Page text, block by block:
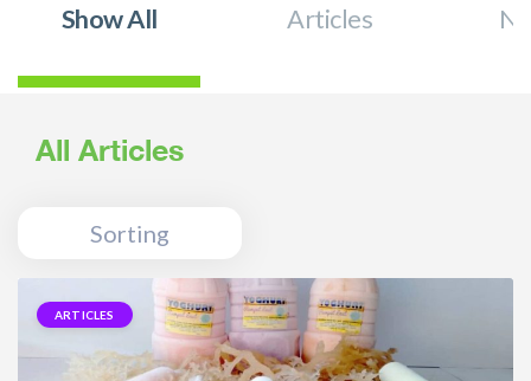
Show All Articles
All Articles
Sorting
ARTICLES